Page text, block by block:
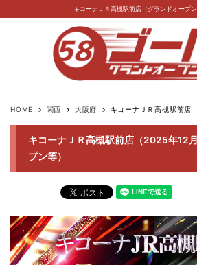
キコーナＪＲ高槻駅前店（グランドオープン
HOME keyboard_arrow_right 関西 keyboard_arrow_right 大阪府 keyboard_arrow_right キコーナＪＲ高槻駅前店
キコーナＪＲ高槻駅前店（2025年12
プン等）